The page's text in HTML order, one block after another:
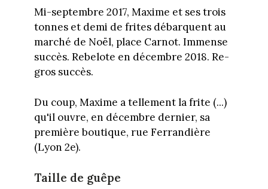
Mi-septembre 2017, Maxime et ses trois
tonnes et demi de frites débarquent au
marché de Noël, place Carnot. Immense
succès. Rebelote en décembre 2018. Re-
gros succès.
Du coup, Maxime a tellement la frite (...)
qu'il ouvre, en décembre dernier, sa
première boutique, rue Ferrandière
(Lyon 2e).
Taille de guêpe